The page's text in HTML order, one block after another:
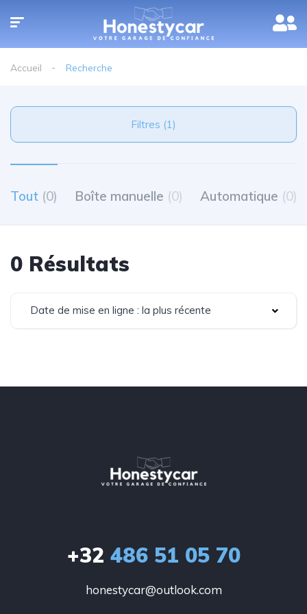
Accueil Recherche
Filtres (1)
Tout (0) Boîte manuelle (0) Automatique (0)
0 Résultats
Date de mise en ligne : la plus récente
+32 486 51 05 70
honestycar@outlook.com